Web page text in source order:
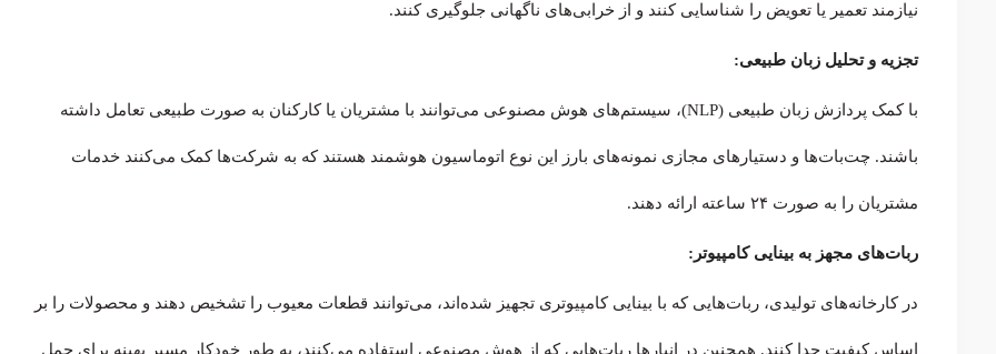
نیازمند تعمیر یا تعویض را شناسایی کنند و از خرابی‌های ناگهانی جلوگیری کنند.
تجزیه و تحلیل زبان طبیعی:
با کمک پردازش زبان طبیعی (NLP)، سیستم‌های هوش مصنوعی می‌توانند با مشتریان یا کارکنان به صورت طبیعی تعامل داشته
باشند. چت‌بات‌ها و دستیارهای مجازی نمونه‌های بارز این نوع اتوماسیون هوشمند هستند که به شرکت‌ها کمک می‌کنند خدمات
مشتریان را به صورت ۲۴ ساعته ارائه دهند.
ربات‌های مجهز به بینایی کامپیوتر:
در کارخانه‌های تولیدی، ربات‌هایی که با بینایی کامپیوتری تجهیز شده‌اند، می‌توانند قطعات معیوب را تشخیص دهند و محصولات را بر
اساس کیفیت جدا کنند. همچنین در انبارها ربات‌هایی که از هوش مصنوعی استفاده می‌کنند، به طور خودکار مسیر بهینه برای حمل